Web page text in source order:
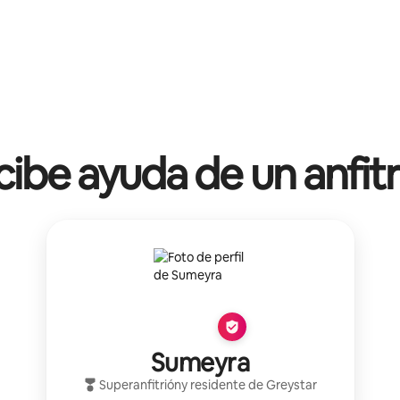
ayuda de un
Sumeyra
Superanfitrióny residente deGreystar